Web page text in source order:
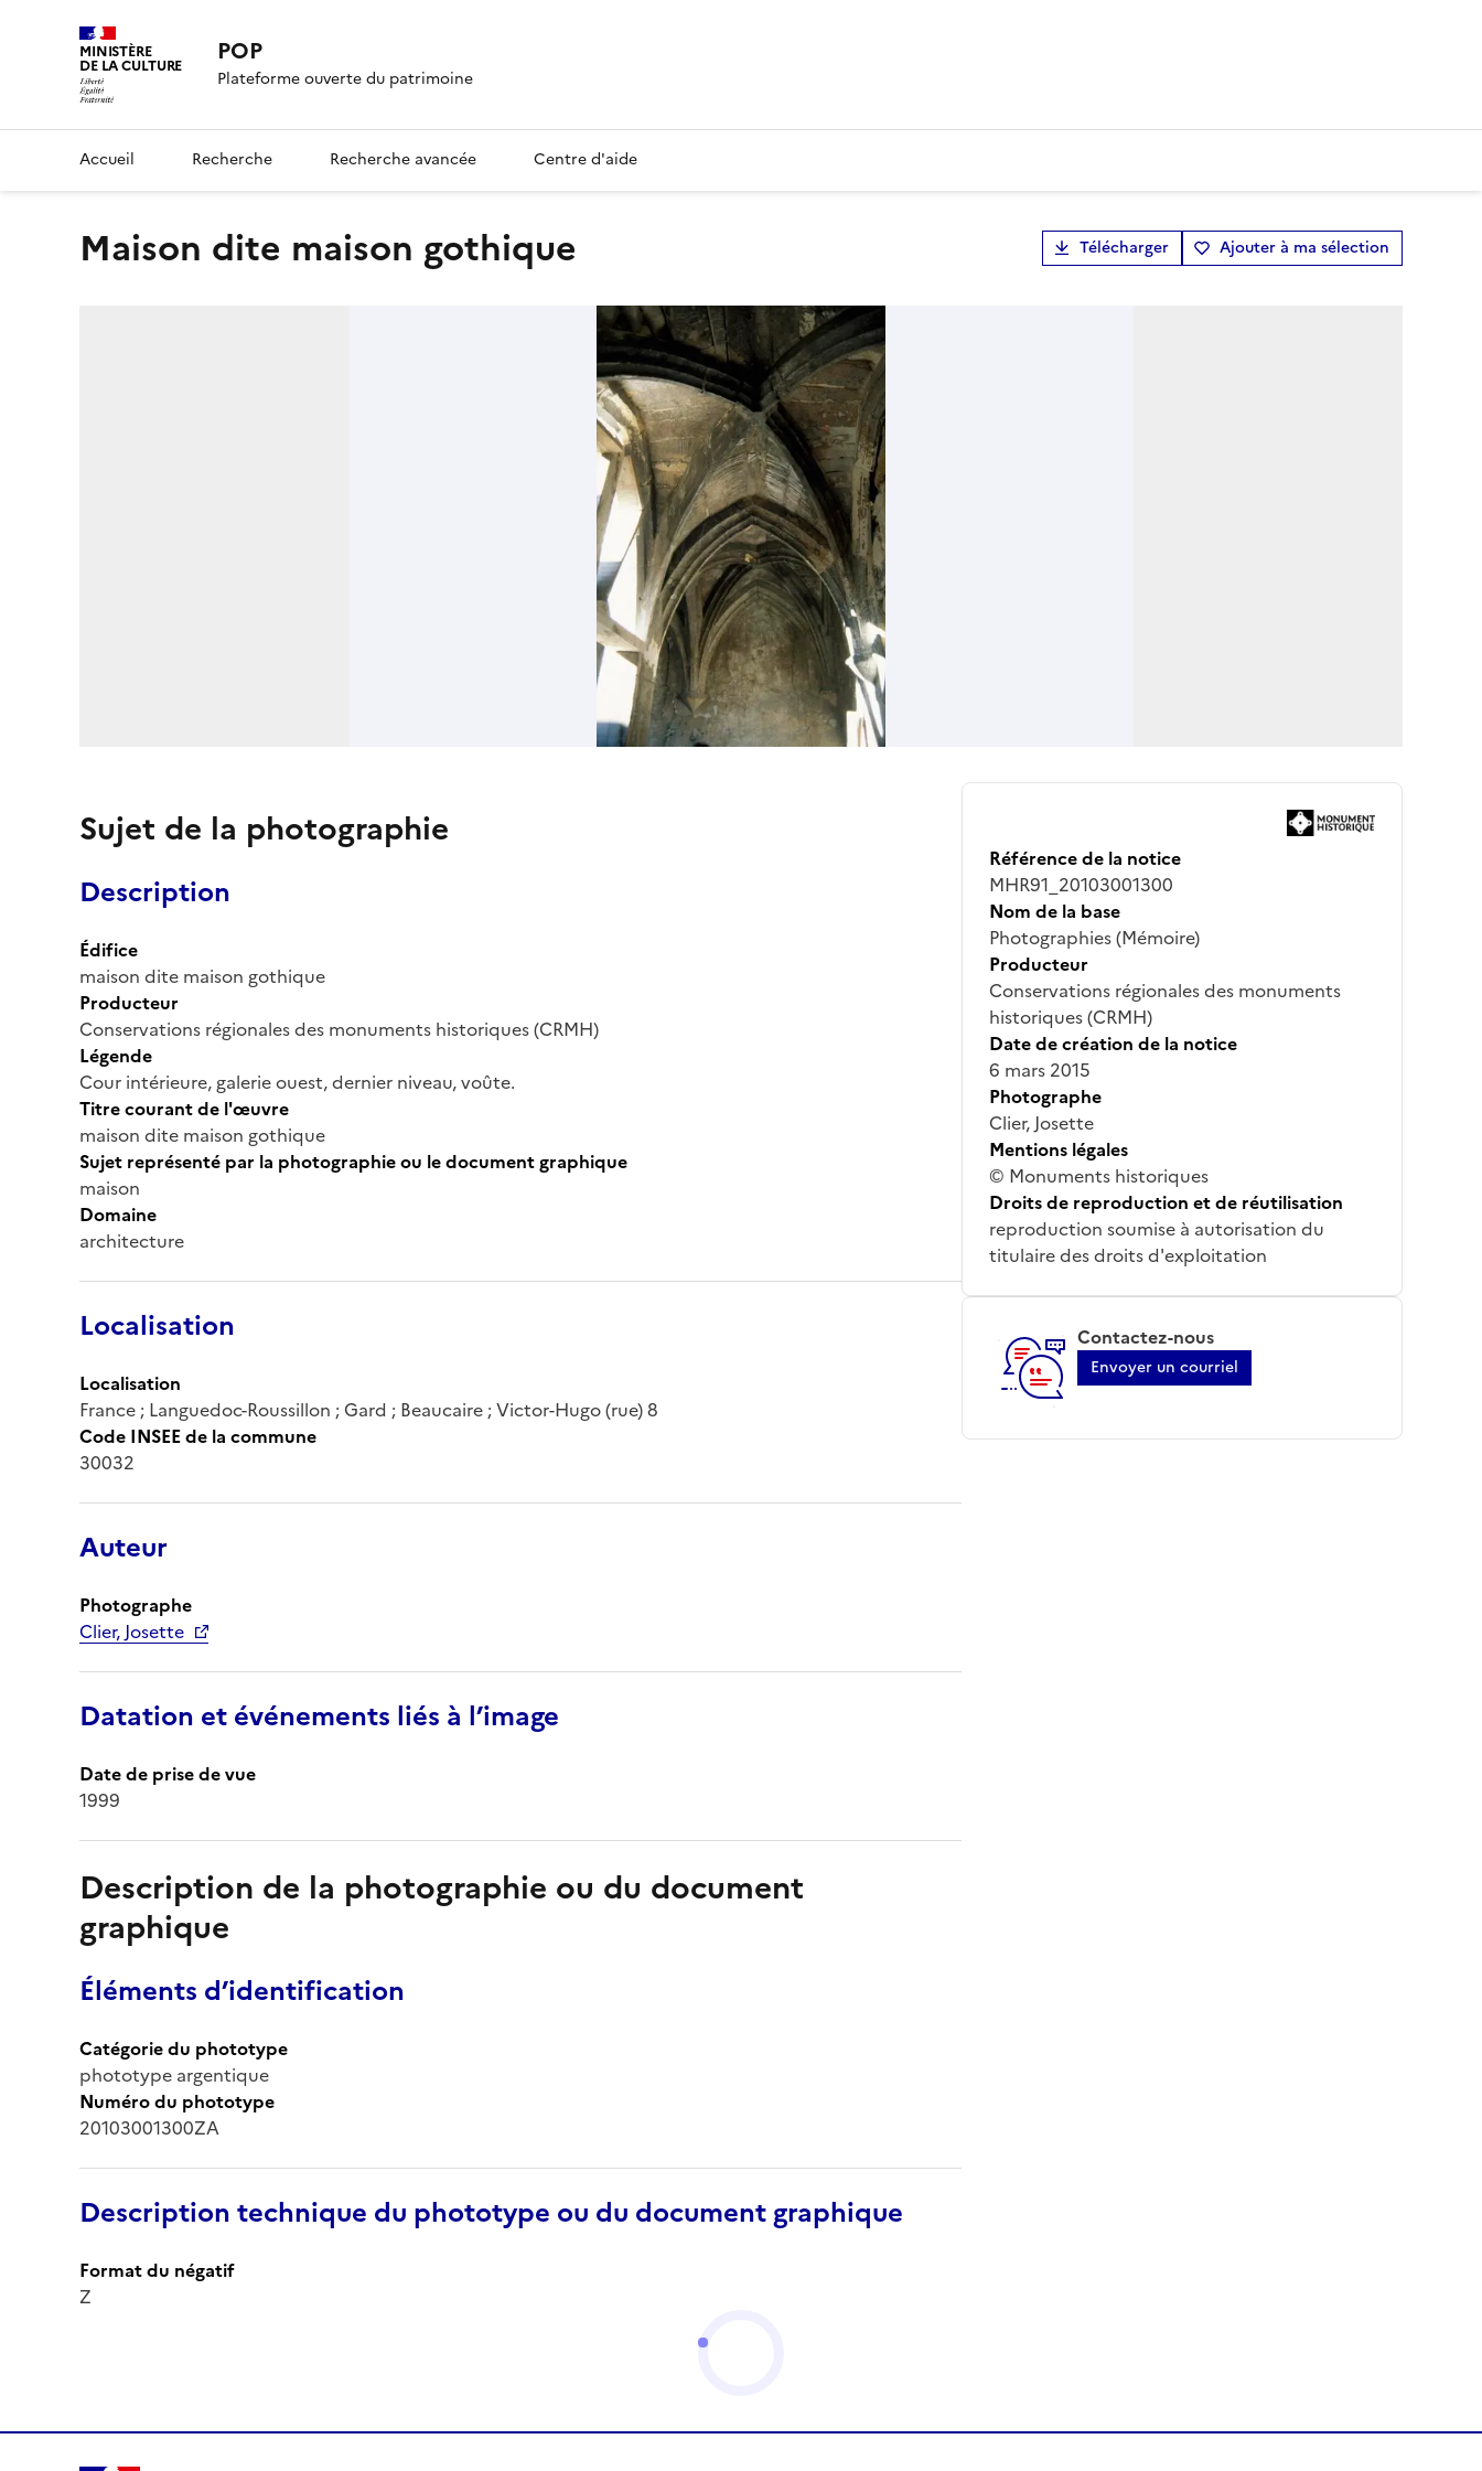
MINISTÈRE
DE LA CULTURE POP
Plateforme ouverte du patrimoine
Accueil Recherche Recherche avancée Centre d'aide
maison dite maison gothique Télécharger Ajouter à ma sélection
Sujet de la photographie
Description
Édifice
maison dite maison gothique
Producteur
Conservations régionales des monuments historiques (CRMH)
Légende
Cour intérieure, galerie ouest, dernier niveau, voûte.
Titre courant de l'œuvre
maison dite maison gothique
Sujet représenté par la photographie ou le document graphique
maison
Domaine
architecture
Localisation
Localisation
France ; Languedoc-Roussillon ; Gard ; Beaucaire ; Victor-Hugo (rue) 8
Code INSEE de la commune
30032
Auteur
Photographe
Clier, Josette
Datation et événements liés à l’image
Date de prise de vue
1999
Description de la photographie ou du document
graphique
Éléments d’identification
Catégorie du phototype
phototype argentique
Numéro du phototype
20103001300ZA
Description technique du phototype ou du document graphique
Format du négatif
Z
Référence de la notice
MHR91_20103001300
Nom de la base
Photographies (Mémoire)
Producteur
Conservations régionales des monuments
historiques (CRMH)
Date de création de la notice
6 mars 2015
Photographe
Clier, Josette
Mentions légales
© Monuments historiques
Droits de reproduction et de réutilisation
reproduction soumise à autorisation du
titulaire des droits d'exploitation
Contactez-nous
Envoyer un courriel